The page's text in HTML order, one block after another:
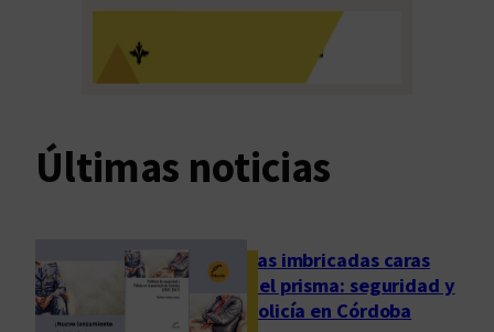
i
a
ó
s
u
i
d
Últimas noticias
Las imbricadas caras
del prisma: seguridad y
policía en Córdoba